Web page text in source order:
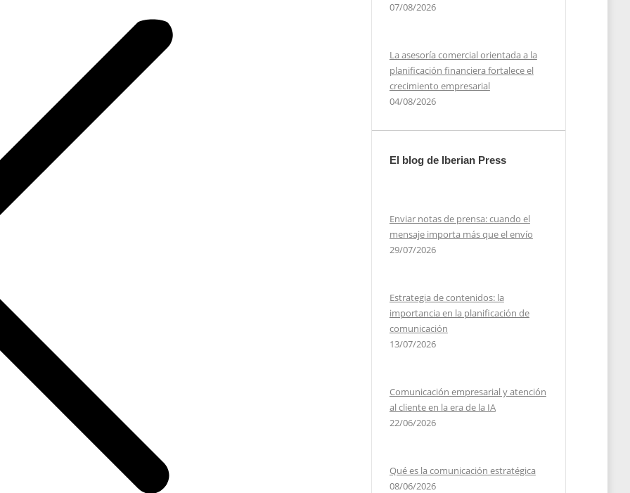
07/08/2026
La asesoría comercial orientada a la
planificación financiera fortalece el
crecimiento empresarial
04/08/2026
El blog de Iberian Press
Enviar notas de prensa: cuando el
mensaje importa más que el envío
29/07/2026
Estrategia de contenidos: la
importancia en la planificación de
comunicación
13/07/2026
Comunicación empresarial y atención
al cliente en la era de la IA
22/06/2026
Qué es la comunicación estratégica
08/06/2026